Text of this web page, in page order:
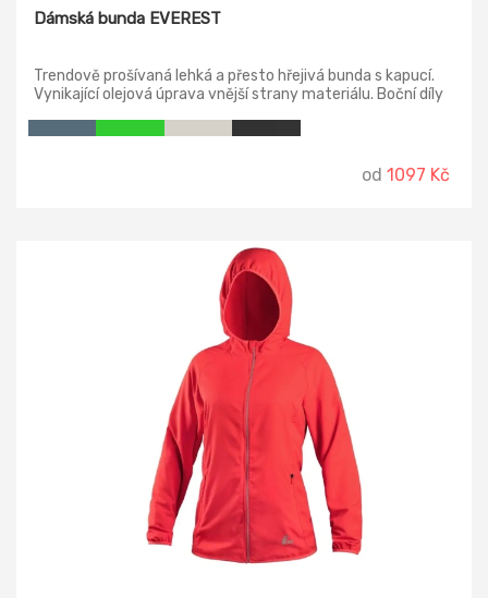
Dámská bunda EVEREST
Trendově prošívaná lehká a přesto hřejivá bunda s kapucí.
Vynikající olejová úprava vnější strany materiálu. Boční díly
od 1097 Kč